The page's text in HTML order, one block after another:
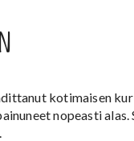
kotimaisen
nopeasti